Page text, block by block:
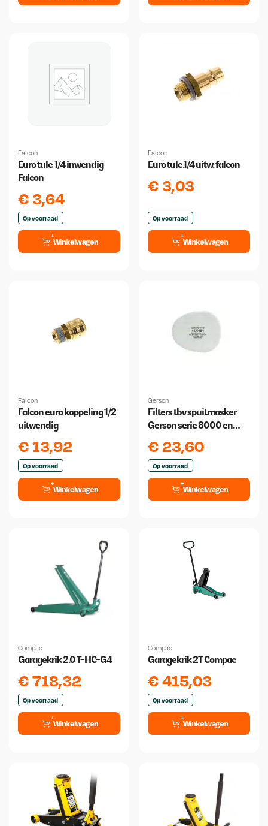
Falcon
Euro tule 1/4 inwendig
Falcon
€ 3,64
Op voorraad
Winkelwagen
Falcon
Euro tule.1/4 uitw. falcon
€ 3,03
Op voorraad
Winkelwagen
Falcon
Falcon euro koppeling 1/2
uitwendig
€13,92
Op voorraad
Winkelwagen
Gerson
Filters tbv spuitmasker
Gerson serie 8000 en
€23,60
Op voorraad
Winkelwagen
Compac
Garagekrik 2.0 T-HC-G4
€718,32
Op voorraad
Winkelwagen
Compac
Garagekrik 2T Compac
€415,03
Op voorraad
Winkelwagen